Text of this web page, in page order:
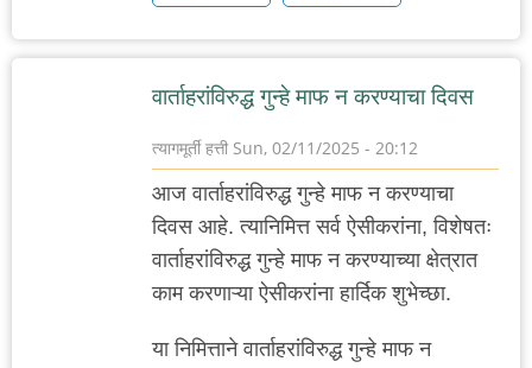
वार्ताहरांविरुद्ध गुन्हे माफ न करण्याचा दिवस
त्यागमूर्ती हत्ती Sun, 02/11/2025 - 20:12
आज वार्ताहरांविरुद्ध गुन्हे माफ न करण्याचा
दिवस आहे. त्यानिमित्त सर्व ऐसीकरांना, विशेषतः
वार्ताहरांविरुद्ध गुन्हे माफ न करण्याच्या क्षेत्रात
काम करणाऱ्या ऐसीकरांना हार्दिक शुभेच्छा.
या निमित्ताने वार्ताहरांविरुद्ध गुन्हे माफ न